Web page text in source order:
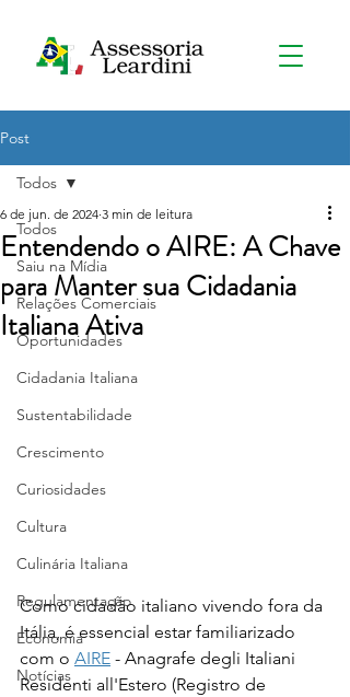
Post
Todos
Saiu na Mídia
Relações Comerciais
Oportunidades
Cidadania Italiana
Sustentabilidade
Crescimento
Curiosidades
Cultura
Culinária Italiana
Regulamentação
Economia
Notícias
Todos
Entendendo o AIRE: A Chave
para Manter sua Cidadania
Italiana Ativa
6 de jun. de 2024 3 min de leitura
Como cidadão italiano vivendo fora da
Itália, é essencial estar familiarizado
com o AIRE - Anagrafe degli Italiani
Residenti all'Estero (Registro de